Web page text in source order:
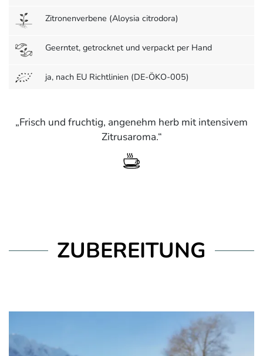
Zitronenverbene (Aloysia citrodora)
Geerntet, getrocknet und verpackt per Hand
ja, nach EU Richtlinien (DE-ÖKO-005)
Frisch und fruchtig, angenehm herb mit intensivem
Zitrusaroma.
ZUBEREITUNG